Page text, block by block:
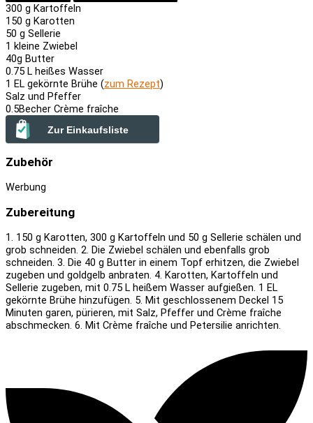
300 g Kartoffeln
150 g Karotten
50 g Sellerie
1 kleine Zwiebel
40g Butter
0.75 L heißes Wasser
1 EL gekörnte Brühe (zum Rezept)
Salz und Pfeffer
0.5Becher Crème fraîche
Zur Einkaufsliste
Zubehör
Werbung
Zubereitung
1. 150 g Karotten, 300 g Kartoffeln und 50 g Sellerie schälen und
grob schneiden. 2. Die Zwiebel schälen und ebenfalls grob
schneiden. 3. Die 40 g Butter in einem Topf erhitzen, die Zwiebel
zugeben und goldgelb anbraten. 4. Karotten, Kartoffeln und
Sellerie zugeben, mit 0.75 L heißem Wasser aufgießen. 1 EL
gekörnte Brühe hinzufügen. 5. Mit geschlossenem Deckel 15
Minuten garen, pürieren, mit Salz, Pfeffer und Crème fraîche
abschmecken. 6. Mit Crème fraîche und Petersilie anrichten.